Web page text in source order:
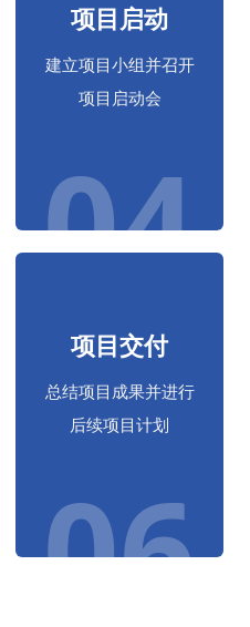
项目启动
建立项目小组并召开
项目启动会
04
项目交付
总结项目成果并进行
后续项目计划
06